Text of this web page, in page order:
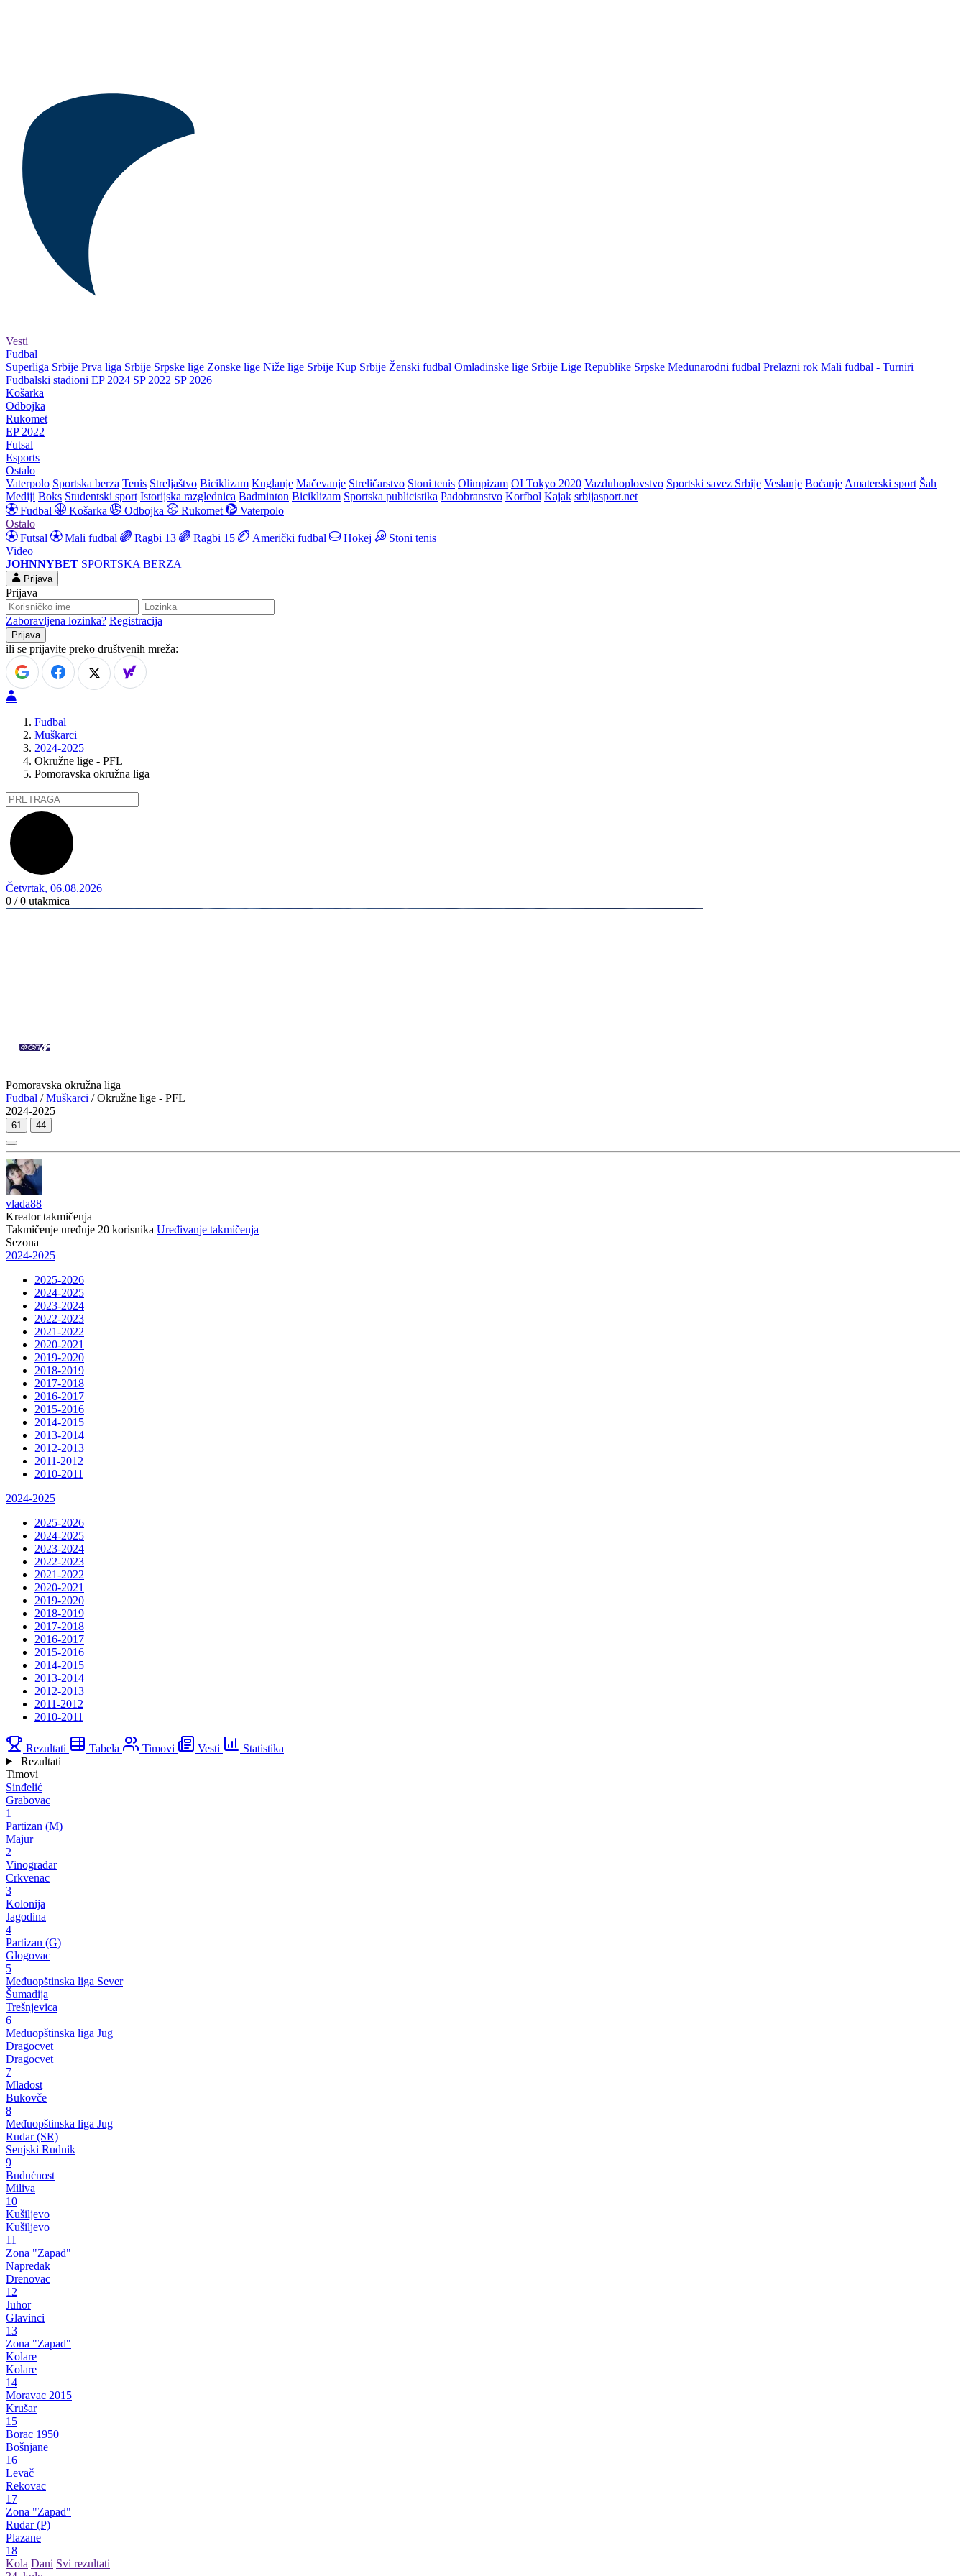
Vesti
Fudbal
Superliga Srbije Prva liga Srbije Srpske lige Zonske lige Niže lige Srbije Kup Srbije Ženski fudbal Omladinske lige Srbije Lige Republike Srpske Međunarodni fudbal Prelazni rok Mali fudbal - Turniri
Fudbalski stadioni EP 2024 SP 2022 SP 2026
Košarka
Odbojka
Rukomet
EP 2022
Futsal
Esports
Ostalo
Vaterpolo Sportska berza Tenis Streljaštvo Biciklizam Kuglanje Mačevanje Streličarstvo Stoni tenis Olimpizam OI Tokyo 2020 Vazduhoplovstvo Sportski savez Srbije Veslanje Boćanje Amaterski sport Šah
Mediji Boks Studentski sport Istorijska razglednica Badminton Biciklizam Sportska publicistika Padobranstvo Korfbol Kajak srbijasport.net
Fudbal
Košarka Odbojka Rukomet
Vaterpolo
Ostalo
Futsal
Mali fudbal Ragbi 13 Ragbi 15 Američki fudbal Hokej
Stoni tenis
Video
JOHNNYBET SPORTSKA BERZA
Prijava
Prijava
Zaboravljena lozinka? Registracija
ili se prijavite preko društvenih mreža:
Fudbal
Muškarci
2024-2025
Okružne lige - PFL
Pomoravska okružna liga
Četvrtak, 06.08.2026
0 / 0 utakmica
Pomoravska okružna liga
Fudbal /Muškarci / Okružne lige - PFL
2024-2025
61 44
vlada88
Kreator takmičenja
Takmičenje uređuje 20 korisnika Uređivanje takmičenja
Sezona
2024-2025
2025-2026
2024-2025
2023-2024
2022-2023
2021-2022
2020-2021
2019-2020
2018-2019
2017-2018
2016-2017
2015-2016
2014-2015
2013-2014
2012-2013
2011-2012
2010-2011
2024-2025
2025-2026
2024-2025
2023-2024
2022-2023
2021-2022
2020-2021
2019-2020
2018-2019
2017-2018
2016-2017
2015-2016
2014-2015
2013-2014
2012-2013
2011-2012
2010-2011
Rezultati Tabela Timovi Vesti
Statistika
Rezultati
Timovi
Sinđelić
Grabovac
1
Partizan (M)
Majur
2
Vinogradar
Crkvenac
3
Kolonija
Jagodina
4
Partizan (G)
Glogovac
5
Međuopštinska liga Sever
Šumadija
Trešnjevica
6
Međuopštinska liga Jug
Dragocvet
Dragocvet
7
Mladost
Bukovče
8
Međuopštinska liga Jug
Rudar (SR)
Senjski Rudnik
9
Budućnost
Miliva
10
Kušiljevo
Kušiljevo
11
Zona "Zapad"
Napredak
Drenovac
12
Juhor
Glavinci
13
Zona "Zapad"
Kolare
Kolare
14
Moravac 2015
Krušar
15
Borac 1950
Bošnjane
16
Levač
Rekovac
17
Zona "Zapad"
Rudar (P)
Plazane
18
Kola Dani Svi rezultati